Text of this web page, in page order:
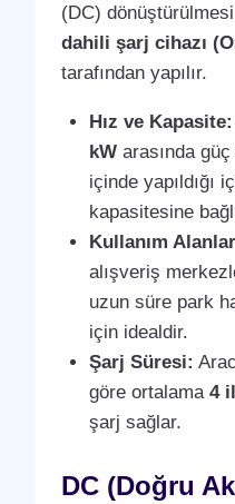
(DC)
dahili şarj cihazı
tarafından yapılır.
Hız ve Kapasite:
kW arasında
içinde yapıldığı
kapasitesine
Kullanım
alışveriş
uzun süre park
için idealdir.
Şarj Süresi:
göre ortalama4
şarj sağlar.
DC (Doğru